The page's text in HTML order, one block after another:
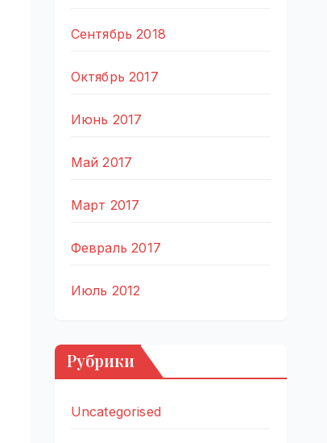
Сентябрь 2018
Октябрь 2017
Июнь 2017
Май 2017
Март 2017
Февраль 2017
Июль 2012
Рубрики
Uncategorised